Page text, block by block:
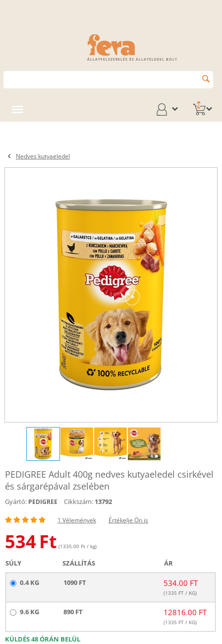
ÁLLATFELSZERELÉS ÉS ÁLLATELEDEL BOLT
0
Nedves kutyaeledel
PEDIGREE Adult 400g nedves kutyaeledel csirkével
és sárgarépával zselében
Gyártó: PEDIGREE Cikkszám: 13792
1 Vélemények Értékelje Ön is
534 Ft (1335.00 Ft / kg)
SÚLY SZÁLLÍTÁS ÁR
0.4 KG 1090 FT 534.00 FT
(1335 FT / KG)
9.6 KG 890 FT 12816.00 FT
(1335 FT / KG)
KÜLDÉS 48 ÓRÁN BELÜL